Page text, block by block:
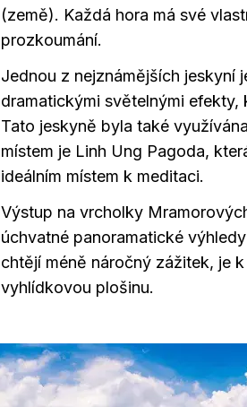
(země). Každá hora má své
prozkoumání.
Jednou z nejznámějších jeskyní
dramatickými světelnými
Tato jeskyně byla také
místem je Linh Ung Pagoda,
ideálním místem k meditaci.
Výstup na vrcholky
úchvatné panoramatické
chtějí méně náročný zážitek, je
vyhlídkovou plošinu.